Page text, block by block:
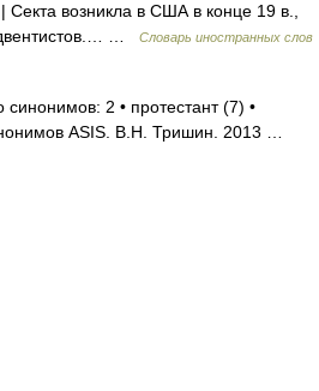
Секта возникла в США в конце 19 в.,
…
Словарь иностранных слов
2 • протестант (7) •
ASIS. В.Н. Тришин. 2013 …